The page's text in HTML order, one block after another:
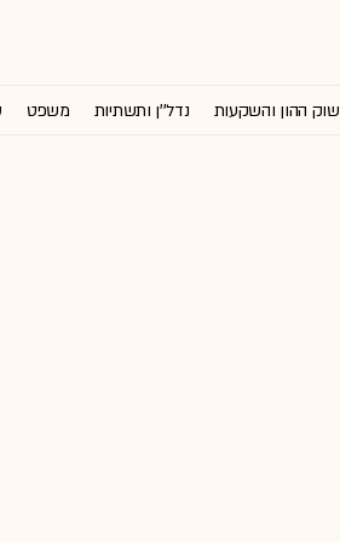
שוק ההון והשקעות נדל''ן ותשתיות משפט